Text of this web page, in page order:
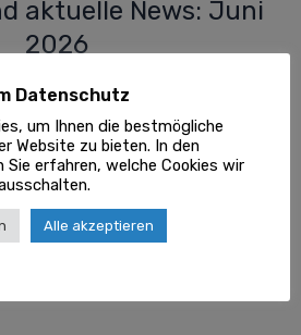
aktuelle News: Juni
2026
Sondertransporte
Hinweisen, Tipps,
Hintergründen und was
Die Fachexperten
Redaktionstellen hier
Datenschutz
um Ihnen die bestmögliche
Website zu bieten. In den
Sie erfahren, welche Cookies wir
Alle akzeptieren